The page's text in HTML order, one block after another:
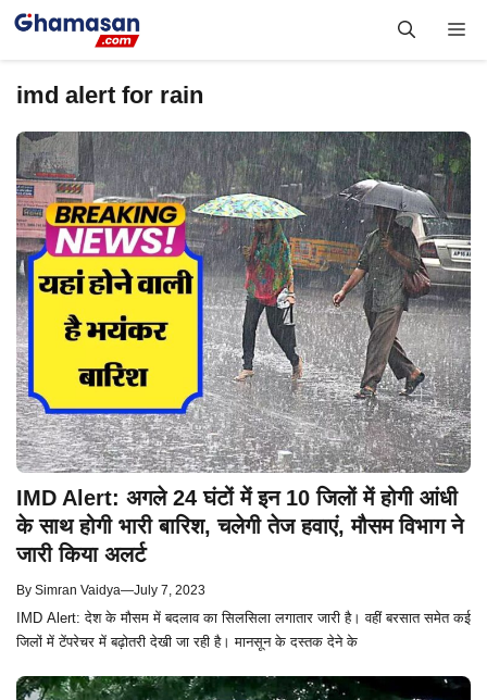
Skip
imd alert for rain
IMD Alert: अगले 24 घंटों में इन 10 जिलों में होगी आंधी
के साथ होगी भारी बारिश, चलेगी तेज हवाएं, मौसम विभाग ने
जारी किया अलर्ट
By Simran Vaidya—July 7, 2023
IMD Alert: देश के मौसम में बदलाव का सिलसिला लगातार जारी है। वहीं बरसात समेत कई
जिलों में टेंपरेचर में बढ़ोतरी देखी जा रही है। मानसून के दस्तक देने के